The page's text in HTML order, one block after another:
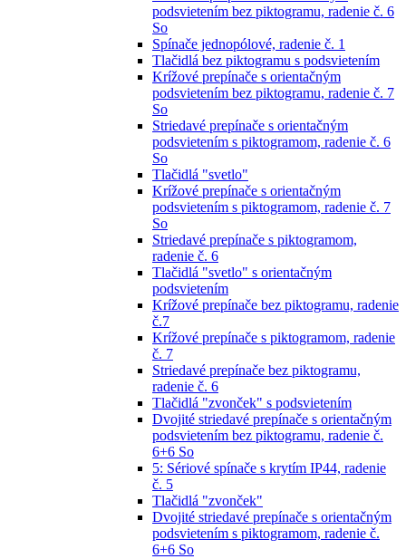
podsvietením bez piktogramu, radenie č. 6
So
Spínače jednopólové, radenie č. 1
Tlačidlá bez piktogramu s podsvietením
Krížové prepínače s orientačným
podsvietením bez piktogramu, radenie č. 7
So
Striedavé prepínače s orientačným
podsvietením s piktogramom, radenie č. 6
So
Tlačidlá "svetlo"
Krížové prepínače s orientačným
podsvietením s piktogramom, radenie č. 7
So
Striedavé prepínače s piktogramom,
radenie č. 6
Tlačidlá "svetlo" s orientačným
podsvietením
Krížové prepínače bez piktogramu, radenie
č.7
Krížové prepínače s piktogramom, radenie
č. 7
Striedavé prepínače bez piktogramu,
radenie č. 6
Tlačidlá "zvonček" s podsvietením
Dvojité striedavé prepínače s orientačným
podsvietením bez piktogramu, radenie č.
6+6 So
5: Sériové spínače s krytím IP44, radenie
č. 5
Tlačidlá "zvonček"
Dvojité striedavé prepínače s orientačným
podsvietením s piktogramom, radenie č.
6+6 So